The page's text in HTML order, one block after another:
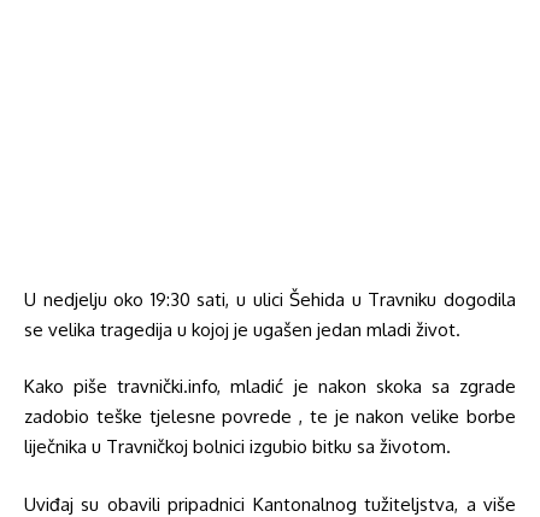
U nedjelju oko 19:30 sati, u ulici Šehida u Travniku dogodila
se velika tragedija u kojoj je ugašen jedan mladi život.
Kako piše travnički.info, mladić je nakon skoka sa zgrade
zadobio teške tjelesne povrede , te je nakon velike borbe
liječnika u Travničkoj bolnici izgubio bitku sa životom.
Uviđaj su obavili pripadnici Kantonalnog tužiteljstva, a više